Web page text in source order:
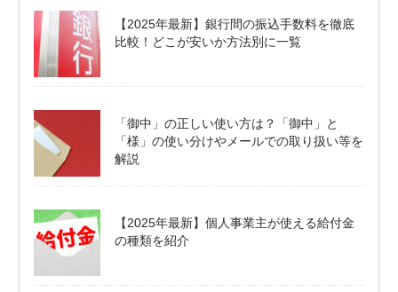
【2025年最新】銀行間の振込手数料を徹底
比較！どこが安いか方法別に一覧
「御中」の正しい使い方は？「御中」と
「様」の使い分けやメールでの取り扱い等を
解説
【2025年最新】個人事業主が使える給付金
の種類を紹介